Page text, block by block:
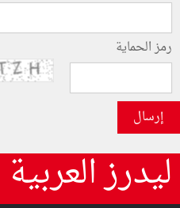
رمز الحماية
إرسال
ليدرز العربية